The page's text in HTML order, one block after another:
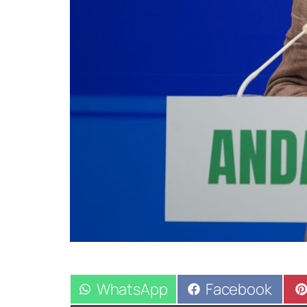
Compartir
WhatsApp Compartir
Facebook